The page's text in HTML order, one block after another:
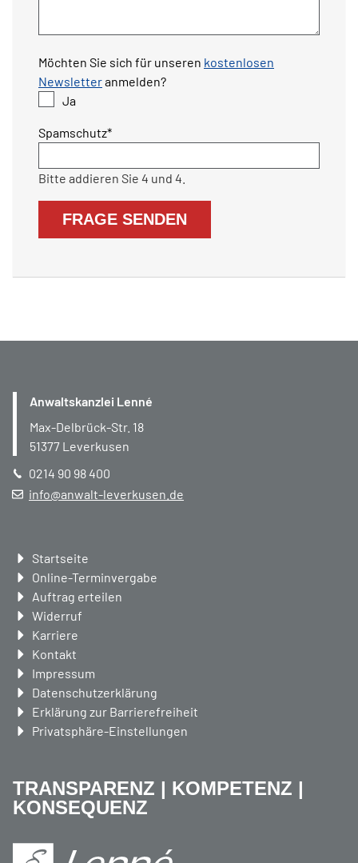
Möchten Sie sich für unseren kostenlosen
Newsletteranmelden?
Ja
Pflichtfeld
Spamschutz*
Bitte addieren Sie 4 und 4.
FRAGE SENDEN
Anwaltskanzlei Lenné
Max-Delbrück-Str. 18
51377 Leverkusen
0214 90 98 400
info@anwalt-leverkusen.de
Navigation
überspringen
Startseite
Online-Terminvergabe
Auftrag erteilen
Widerruf
Karriere
Kontakt
Impressum
Datenschutzerklärung
Erklärung zur Barrierefreiheit
Privatsphäre-Einstellungen
TRANSPARENZ | KOMPETENZ |
KONSEQUENZ